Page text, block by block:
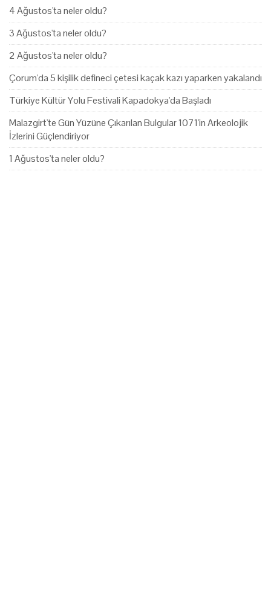
4 Ağustos'ta neler oldu?
3 Ağustos'ta neler oldu?
2 Ağustos'ta neler oldu?
Çorum'da 5 kişilik defineci çetesi kaçak kazı yaparken yakalandı
Türkiye Kültür Yolu Festivali Kapadokya'da Başladı
Malazgirt'te Gün Yüzüne Çıkarılan Bulgular 1071'in Arkeolojik
İzlerini Güçlendiriyor
1 Ağustos'ta neler oldu?